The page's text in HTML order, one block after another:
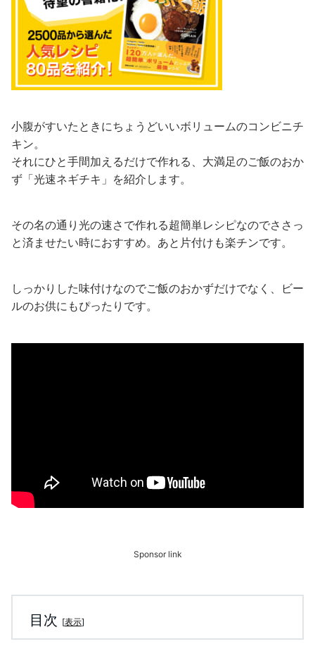
小腹がすいたときにちょうどいいボリュームのコンビニチ
キン。
それにひと手間加えるだけで作れる、大満足のご飯のおか
ず「光速ネギチキ」を紹介します。
その名の通り光の速さで作れる超簡単レシピなのでささっ
と済ませたい時におすすめ。あと片付けも楽チンです。
しっかりした味付けなのでご飯のおかずだけでなく、ビー
ルのお供にもぴったりです。
Sponsor link
目次 [表示]